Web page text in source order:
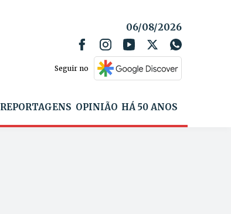
06/08/2026
Seguir no
REPORTAGENS OPINIÃO HÁ 50 ANOS